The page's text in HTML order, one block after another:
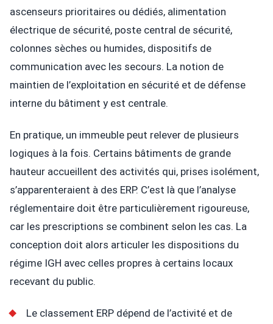
ascenseurs prioritaires ou dédiés, alimentation
électrique de sécurité, poste central de sécurité,
colonnes sèches ou humides, dispositifs de
communication avec les secours. La notion de
maintien de l’exploitation en sécurité et de défense
interne du bâtiment y est centrale.
En pratique, un immeuble peut relever de plusieurs
logiques à la fois. Certains bâtiments de grande
hauteur accueillent des activités qui, prises isolément,
s’apparenteraient à des ERP. C’est là que l’analyse
réglementaire doit être particulièrement rigoureuse,
car les prescriptions se combinent selon les cas. La
conception doit alors articuler les dispositions du
régime IGH avec celles propres à certains locaux
recevant du public.
Le classement ERP dépend de l’activité et de